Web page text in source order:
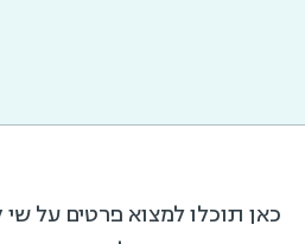
כאן תוכלו למצוא פרטים על